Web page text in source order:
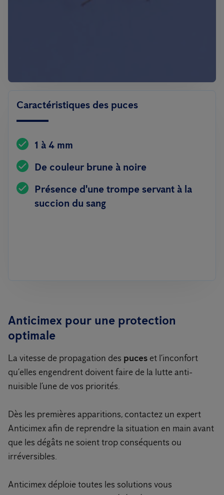
Caractéristiques des puces
1 à 4 mm
De couleur brune à noire
Présence d'une trompe servant à la
succion du sang
Anticimex pour une protection
optimale
La vitesse de propagation des puces et l’inconfort
qu’elles engendrent doivent faire de la lutte anti-
nuisible l’une de vos priorités.
Dès les premières apparitions, contactez un expert
Anticimex afin de reprendre la situation en main avant
que les dégâts ne soient trop conséquents ou
irréversibles.
Anticimex déploie toutes les solutions vous